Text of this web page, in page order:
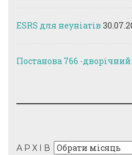
ESRS для неуніатів
Постанова 766 -
АРХІВ Архів